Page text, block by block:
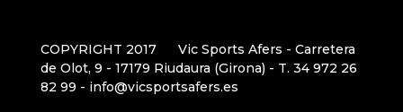
COPYRIGHT 2017
Vic Sports Afers - Carretera
de Olot, 9 - 17179 Riudaura (Girona) - T. 34 972 26
82 99 - info@vicsportsafers.es